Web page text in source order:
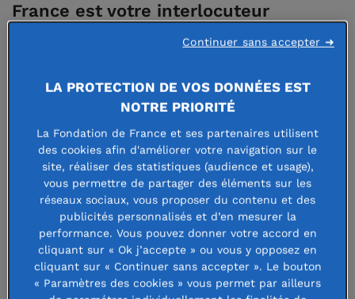
France est votre interlocuteur
privilégié pour mettre en place le
Où que vous soyez en France, notre
équipe de professionnels vous
accompagne pour mettre en œuvre
des actions qui mobilisent vos
collaborateurs et vos clients tout en
ayant un impact positif sur la société.
Une expertise solide au service de
LA PROTECTION DE VOS DONNÉES EST
NOTRE PRIORITÉ
La Fondation de France et ses partenaires utilisent
des cookies afin d'améliorer votre navigation sur le
site, réaliser des statistiques (audience et usage),
vous permettre de partager des éléments sur les
réseaux sociaux, vous proposer du contenu et des
publicités personnalisés et d’en mesurer la
performance. Vous pouvez donner votre accord en
cliquant sur « Ok j’accepte » ou vous y opposez en
cliquant sur « Continuer sans accepter ». Le bouton
« Paramètres des cookies » vous permet par ailleurs
Continuer sans accepter ➜